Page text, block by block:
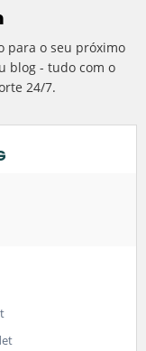
para o seu próximo
blog - tudo com o
24/7.